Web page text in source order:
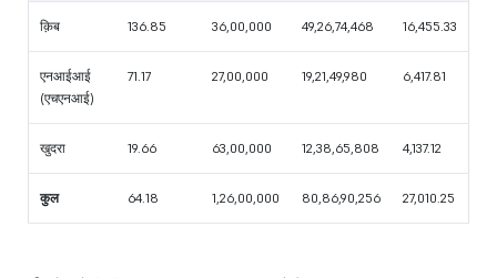
क़िब 136.85 36,00,000 49,26,74,468 16,455.33
एनआईआई
(एचएनआई)
71.17 27,00,000 19,21,49,980 6,417.81
खुदरा 19.66 63,00,000 12,38,65,808 4,137.12
कुल 64.18 1,26,00,000 80,86,90,256 27,010.25